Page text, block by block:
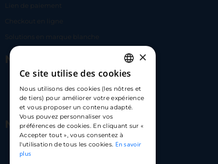
Lien de paiement
Checkout en ligne
Solutions en marque blanche
Nous contacter
hello@carloapp.com
Nous suivre
Carlo App | Instagram
FRENCH
ENGLISH
SPANISH
×
Ce site utilise des cookies
Nous utilisons des cookies (les nôtres et
de tiers) pour améliorer votre expérience
et vous proposer un contenu adapté.
Vous pouvez personnaliser vos
préférences de cookies. En cliquant sur «
Accepter tout », vous consentez à
l'utilisation de tous les cookies. En savoir
plus